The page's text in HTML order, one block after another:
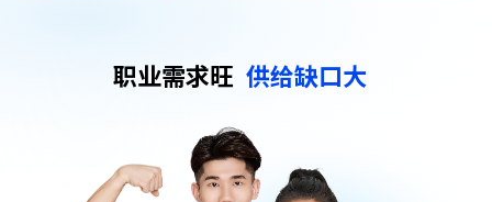
职业需求旺 供给缺口大